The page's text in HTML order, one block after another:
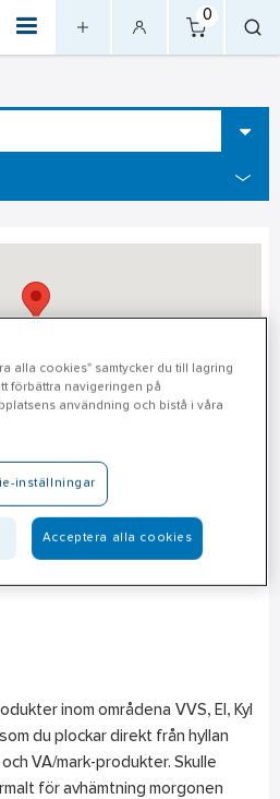
0
inom områdena VVS, El, Kyl
du plockar direkt från hyllan
VA/mark-produkter. Skulle
för avhämtning morgonen
alla cookies" samtycker du till lagring
förbättra navigeringen på
användning och bistå i våra
inställningar
Acceptera alla cookies